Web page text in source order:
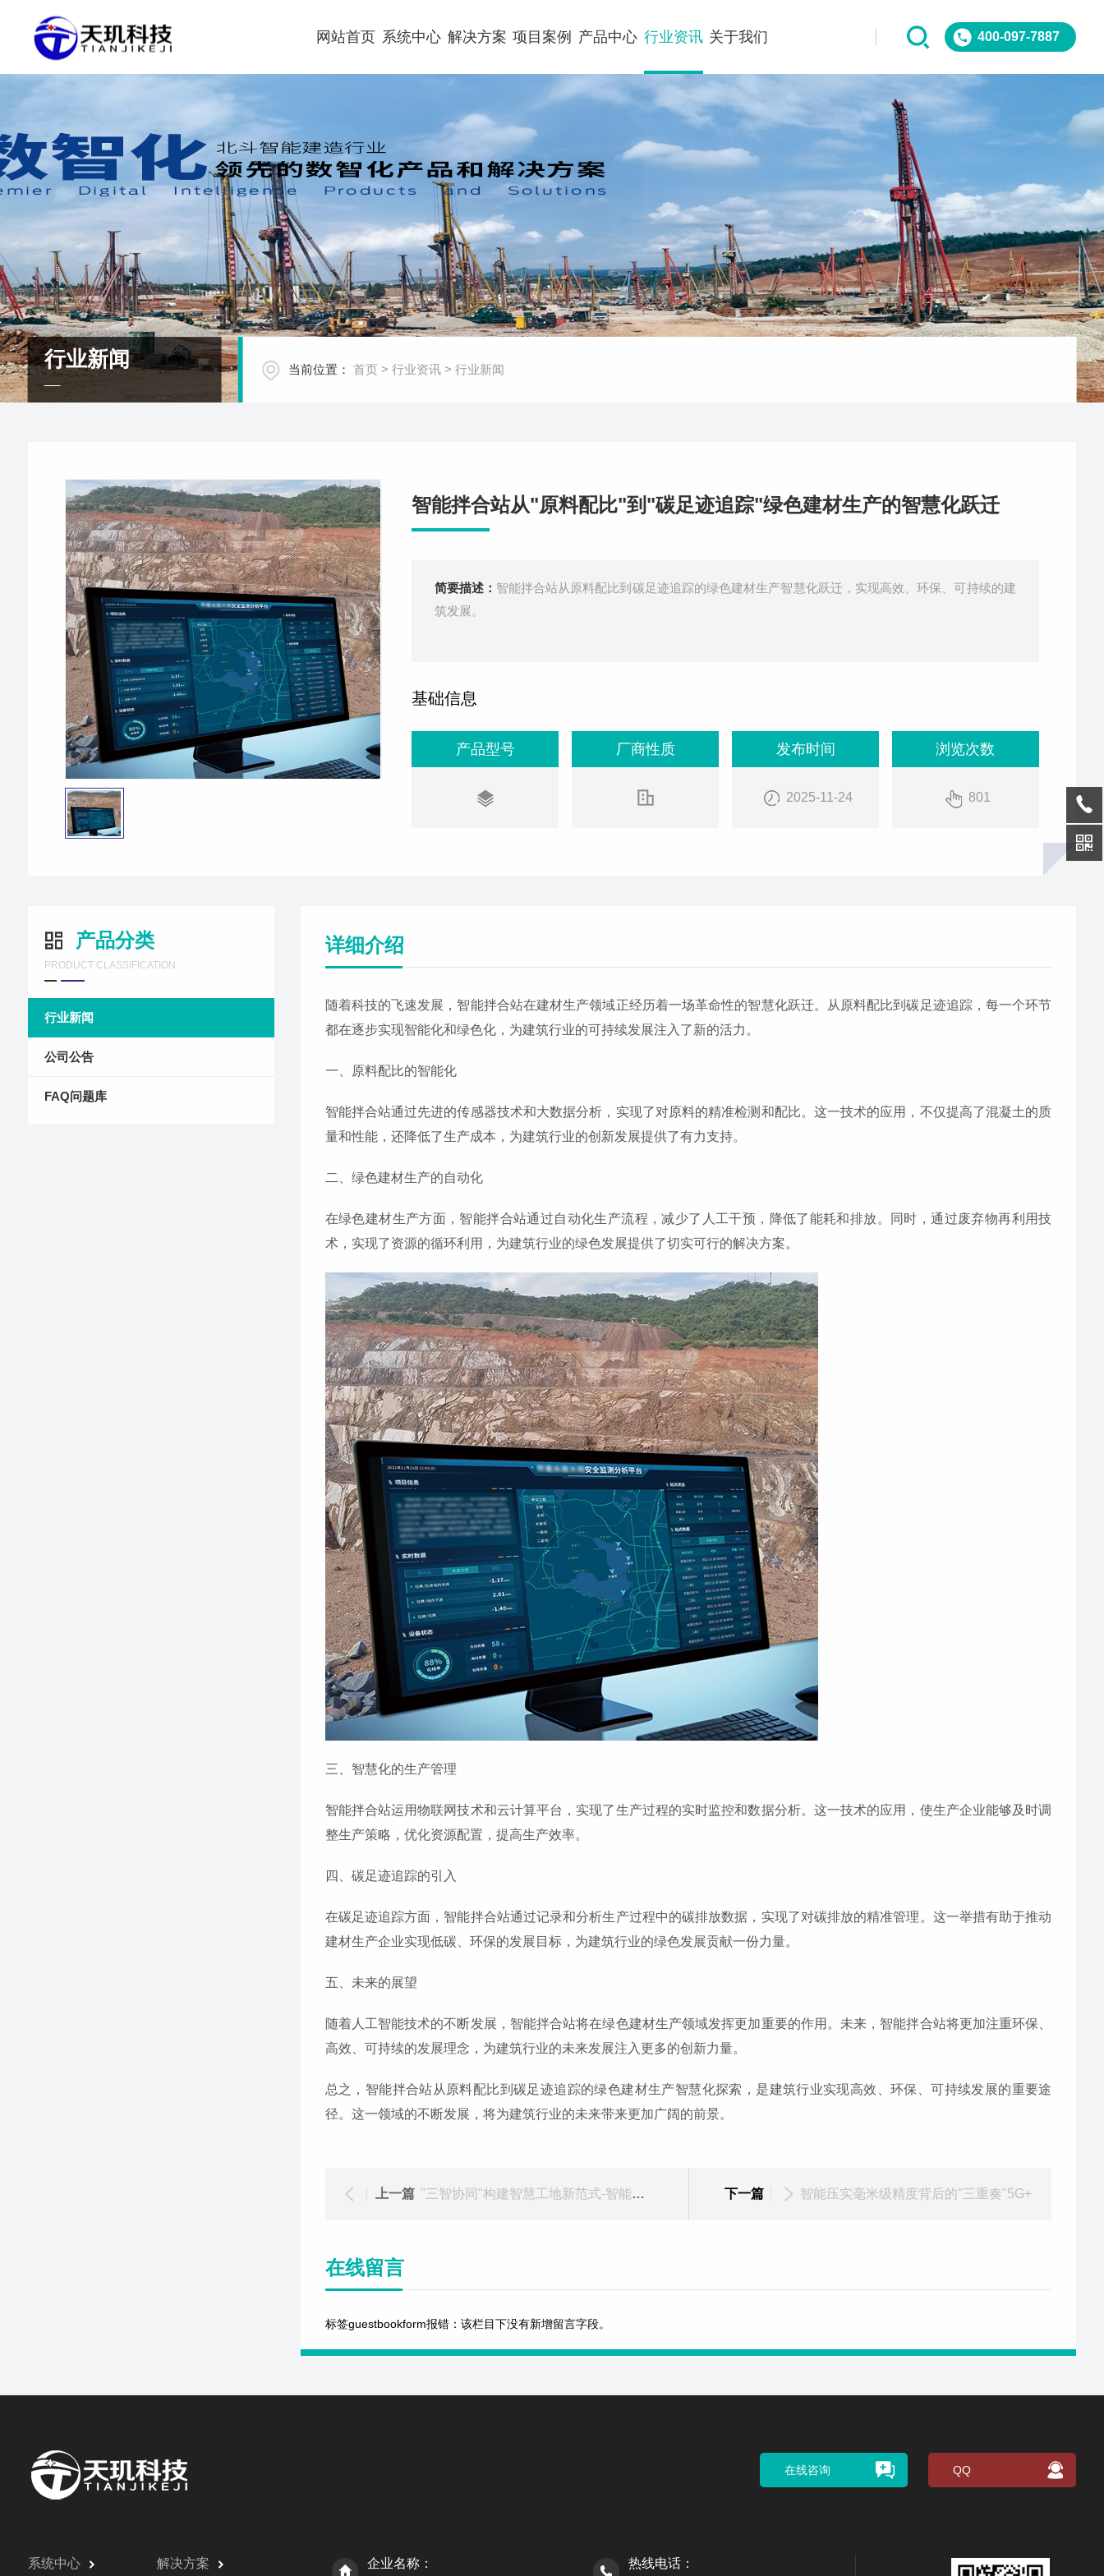
400-097-7887
网站首页 系统中心 解决方案 项目案例 产品中心 行业资讯 关于我们
行业新闻 当前位置： 首页 > 行业资讯> 行业新闻
智能拌合站从"原料配比"到"碳足迹追踪"绿色建材生产的智慧化跃迁
简要描述： 智能拌合站从原料配比到碳足迹追踪的绿色建材生产智慧化跃迁，实现高效、环保、可持续的建
筑发展。
基础信息
产品型号 厂商性质 发布时间
2025-11-24
浏览次数
801
产品分类
PRODUCT CLASSIFICATION
行业新闻
公司公告
FAQ问题库
详细介绍
随着科技的飞速发展，智能拌合站在建材生产领域正经历着一场革命性的智慧化跃迁。从原料配比到碳足迹追踪，每一个环节
都在逐步实现智能化和绿色化，为建筑行业的可持续发展注入了新的活力。
一、原料配比的智能化
智能拌合站通过先进的传感器技术和大数据分析，实现了对原料的精准检测和配比。这一技术的应用，不仅提高了混凝土的质
量和性能，还降低了生产成本，为建筑行业的创新发展提供了有力支持。
二、绿色建材生产的自动化
在绿色建材生产方面，智能拌合站通过自动化生产流程，减少了人工干预，降低了能耗和排放。同时，通过废弃物再利用技
术，实现了资源的循环利用，为建筑行业的绿色发展提供了切实可行的解决方案。
三、智慧化的生产管理
智能拌合站运用物联网技术和云计算平台，实现了生产过程的实时监控和数据分析。这一技术的应用，使生产企业能够及时调
整生产策略，优化资源配置，提高生产效率。
四、碳足迹追踪的引入
在碳足迹追踪方面，智能拌合站通过记录和分析生产过程中的碳排放数据，实现了对碳排放的精准管理。这一举措有助于推动
建材生产企业实现低碳、环保的发展目标，为建筑行业的绿色发展贡献一份力量。
五、未来的展望
随着人工智能技术的不断发展，智能拌合站将在绿色建材生产领域发挥更加重要的作用。未来，智能拌合站将更加注重环保、
高效、可持续的发展理念，为建筑行业的未来发展注入更多的创新力量。
总之，智能拌合站从原料配比到碳足迹追踪的绿色建材生产智慧化探索，是建筑行业实现高效、环保、可持续发展的重要途
径。这一领域的不断发展，将为建筑行业的未来带来更加广阔的前景。
上一篇 "三智协同"构建智慧工地新范式-智能摊铺 下一篇 智能压实毫米级精度背后的"三重奏"5G+
在线留言
标签guestbookform报错：该栏目下没有新增留言字段。
在线咨询 QQ
系统中心 解决方案 企业名称： 热线电话：